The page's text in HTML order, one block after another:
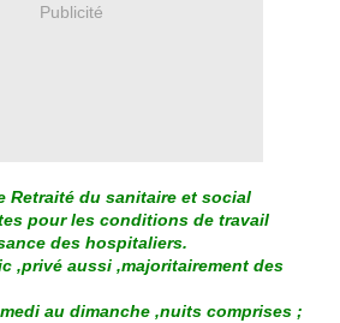
Publicité
Retraité du sanitaire et social
pour les conditions de travail
des hospitaliers.
,privé aussi ,majoritairement des
au dimanche ,nuits comprises ;